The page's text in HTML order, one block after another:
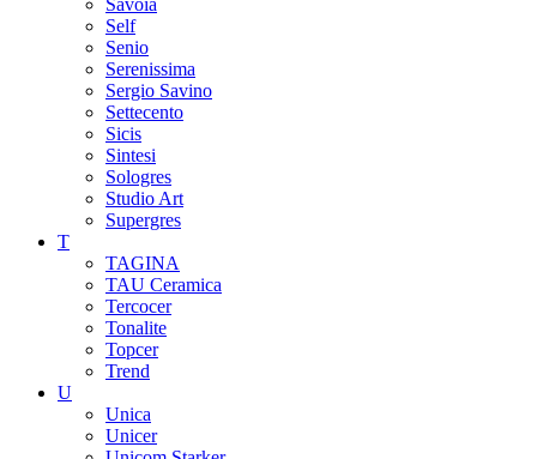
Savoia
Self
Senio
Serenissima
Sergio Savino
Settecento
Sicis
Sintesi
Sologres
Studio Art
Supergres
T
TAGINA
TAU Ceramica
Tercocer
Tonalite
Topcer
Trend
U
Unica
Unicer